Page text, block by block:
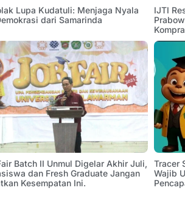
Lupa Kudatuli: Menjaga Nyala
dari Samarinda
IJTI
Batch II Unmul Digelar Akhir Juli,
dan Fresh Graduate Jangan
Kesempatan Ini.
Tracer
Wajib